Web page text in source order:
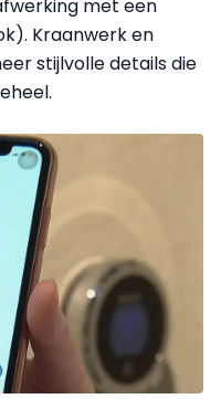
met een
Kraanwerk en
stijlvolle details die